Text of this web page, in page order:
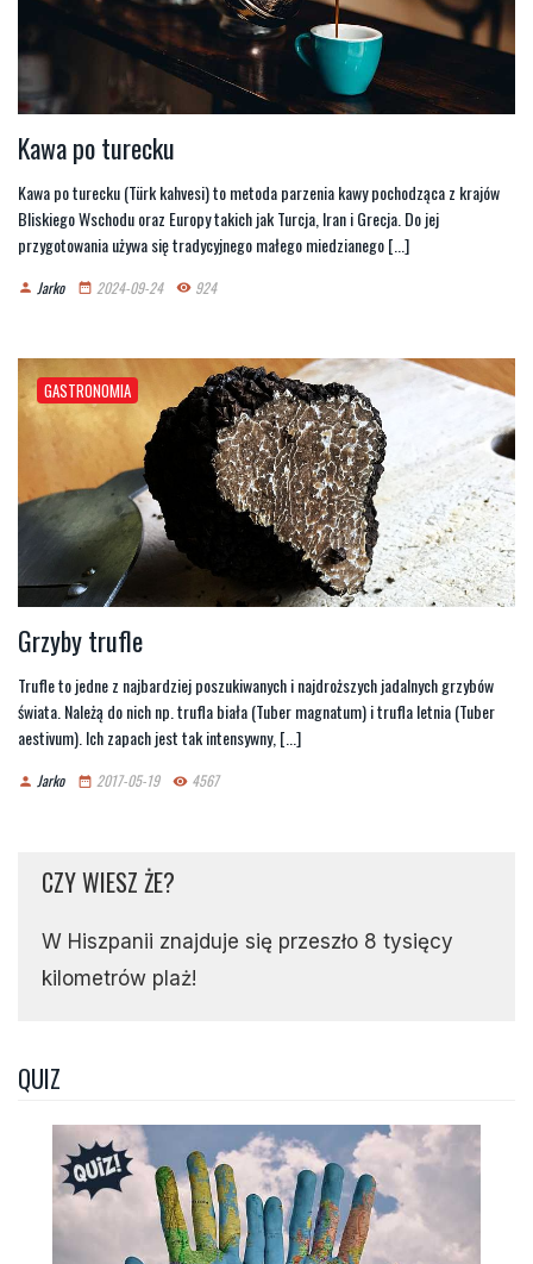
Kawa po turecku
Kawa po turecku (Türk kahvesi) to metoda parzenia kawy pochodząca z krajów
Bliskiego Wschodu oraz Europy takich jak Turcja, Iran i Grecja. Do jej
przygotowania używa się tradycyjnego małego miedzianego [...]
person Jarko date_range 2024-09-24 remove_red_eye 924
GASTRONOMIA
Grzyby trufle
Trufle to jedne z najbardziej poszukiwanych i najdroższych jadalnych grzybów
świata. Należą do nich np. trufla biała (Tuber magnatum) i trufla letnia (Tuber
aestivum). Ich zapach jest tak intensywny, [...]
person Jarko date_range 2017-05-19 remove_red_eye 4567
CZY WIESZ ŻE?
W Hiszpanii znajduje się przeszło 8 tysięcy
kilometrów plaż!
QUIZ